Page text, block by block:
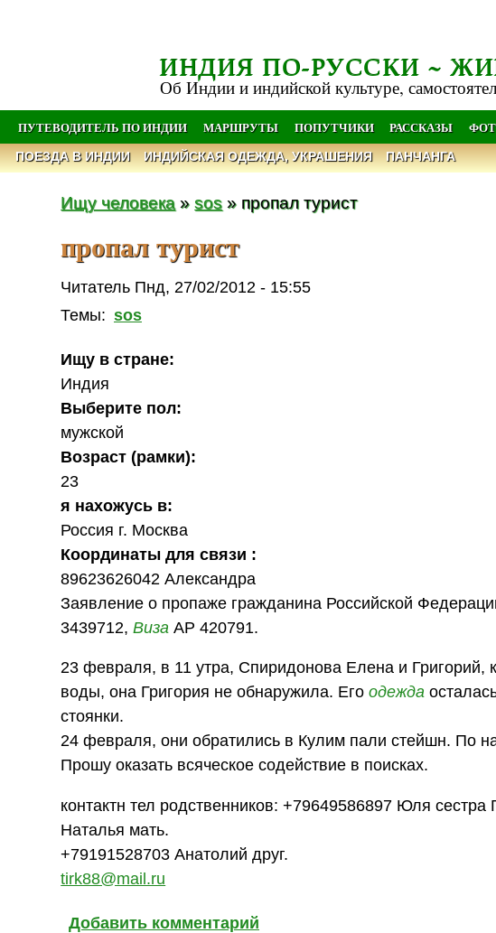
ИНДИЯ ПО-РУССКИ ~
Об Индии и индийской культуре,
ПУТЕВОДИТЕЛЬ ПО ИНДИИ МАРШРУТЫ ПОПУТЧИКИ РАССКАЗЫ
ПОЕЗДА В ИНДИИ ИНДИЙСКАЯ ОДЕЖДА, УКРАШЕНИЯ ПАНЧАНГА
Ищу человека »sos » пропал турист
пропал турист
Читатель Пнд, 27/02/2012 - 15:55
Темы: sos
Ищу в стране:
Индия
Выберите пол:
мужской
Возраст (рамки):
23
я нахожусь в:
Россия г. Москва
Координаты для связи :
89623626042 Александра
Заявление о пропаже гражданина Российской
3439712,Виза АР 420791.
23 февраля, в 11 утра, Спиридонова Елена и Григорий,
воды, она Григория не обнаружила. Егоодежда
стоянки.
24 февраля, они обратились в Кулим пали стейшн. По
Прошу оказать всяческое содействие в поисках.
контактн тел родственников: +79649586897 Юля
Наталья мать.
+79191528703 Анатолий друг.
tirk88@mail.ru
Добавить комментарий